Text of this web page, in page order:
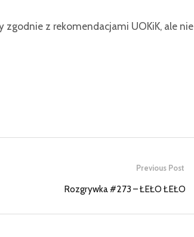
z rekomendacjami UOKiK, ale nie
Previous Post
Rozgrywka #273 – ŁEŁO ŁEŁO